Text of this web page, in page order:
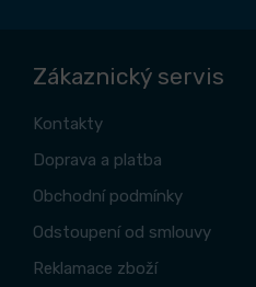
Zákaznický servis
Kontakty
Doprava a platba
Obchodní podmínky
Odstoupení od smlouvy
Reklamace zboží